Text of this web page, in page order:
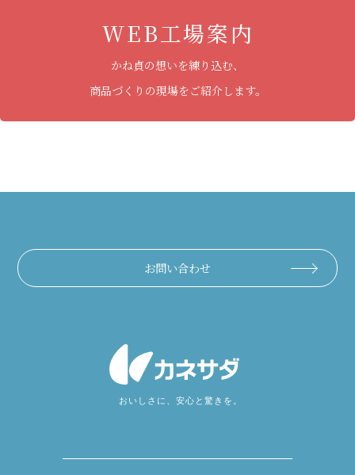
WEB工場案内
かね貞の想いを練り込む、
商品づくりの現場をご紹介します。
お問い合わせ